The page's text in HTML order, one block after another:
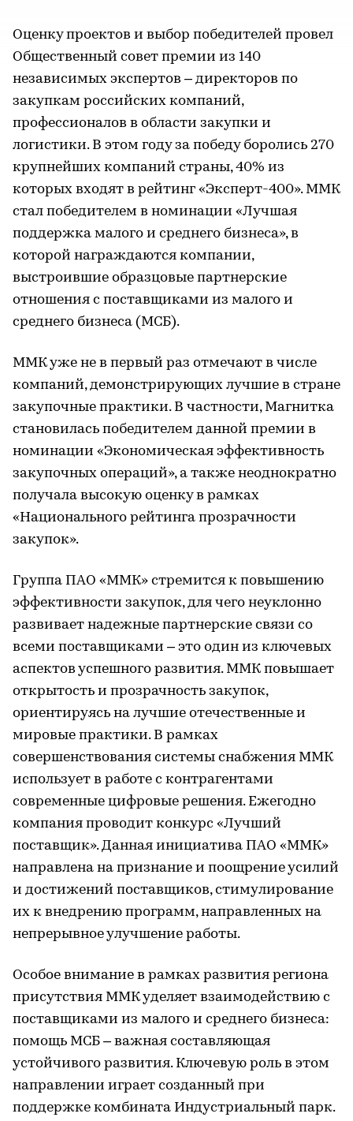
Оценку проектов и выбор победителей провел
Общественный совет премии из 140
независимых экспертов – директоров по
закупкам российских компаний,
профессионалов в области закупки и
логистики. В этом году за победу боролись 270
крупнейших компаний страны, 40% из
которых входят в рейтинг «Эксперт-400». ММК
стал победителем в номинации «Лучшая
поддержка малого и среднего бизнеса», в
которой награждаются компании,
выстроившие образцовые партнерские
отношения с поставщиками из малого и
среднего бизнеса (МСБ).
ММК уже не в первый раз отмечают в числе
компаний, демонстрирующих лучшие в стране
закупочные практики. В частности, Магнитка
становилась победителем данной премии в
номинации «Экономическая эффективность
закупочных операций», а также неоднократно
получала высокую оценку в рамках
«Национального рейтинга прозрачности
закупок».
Группа ПАО «ММК» стремится к повышению
эффективности закупок, для чего неуклонно
развивает надежные партнерские связи со
всеми поставщиками – это один из ключевых
аспектов успешного развития. ММК повышает
открытость и прозрачность закупок,
ориентируясь на лучшие отечественные и
мировые практики. В рамках
совершенствования системы снабжения ММК
использует в работе с контрагентами
современные цифровые решения. Ежегодно
компания проводит конкурс «Лучший
поставщик». Данная инициатива ПАО «ММК»
направлена на признание и поощрение усилий
и достижений поставщиков, стимулирование
их к внедрению программ, направленных на
непрерывное улучшение работы.
Особое внимание в рамках развития региона
присутствия ММК уделяет взаимодействию с
поставщиками из малого и среднего бизнеса:
помощь МСБ – важная составляющая
устойчивого развития. Ключевую роль в этом
направлении играет созданный при
поддержке комбината Индустриальный парк.